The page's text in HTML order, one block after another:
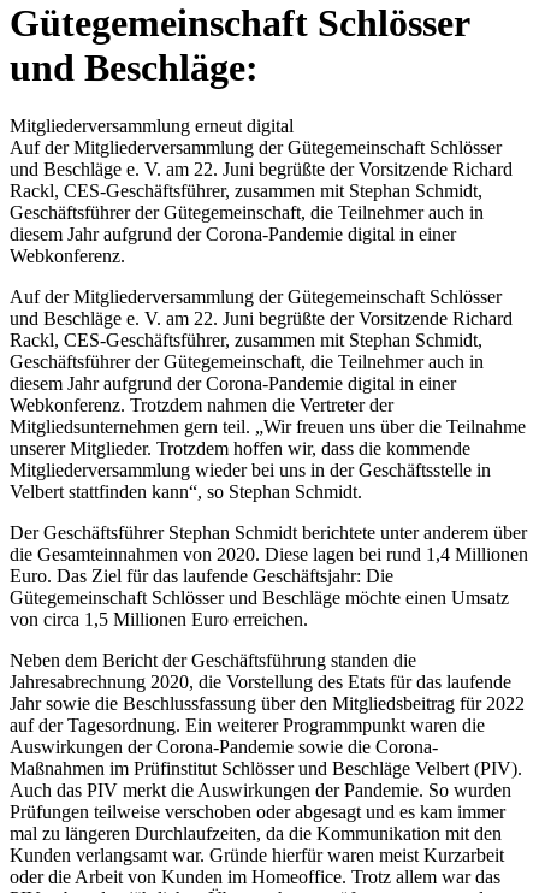
Gütegemeinschaft Schlösser
und Beschläge:
Mitgliederversammlung erneut digital
Auf der Mitgliederversammlung der Gütegemeinschaft Schlösser
und Beschläge e. V. am 22. Juni begrüßte der Vorsitzende Richard
Rackl, CES-Geschäftsführer, zusammen mit Stephan Schmidt,
Geschäftsführer der Gütegemeinschaft, die Teilnehmer auch in
diesem Jahr aufgrund der Corona-Pandemie digital in einer
Webkonferenz.
Auf der Mitgliederversammlung der Gütegemeinschaft Schlösser
und Beschläge e. V. am 22. Juni begrüßte der Vorsitzende Richard
Rackl, CES-Geschäftsführer, zusammen mit Stephan Schmidt,
Geschäftsführer der Gütegemeinschaft, die Teilnehmer auch in
diesem Jahr aufgrund der Corona-Pandemie digital in einer
Webkonferenz. Trotzdem nahmen die Vertreter der
Mitgliedsunternehmen gern teil. „Wir freuen uns über die Teilnahme
unserer Mitglieder. Trotzdem hoffen wir, dass die kommende
Mitgliederversammlung wieder bei uns in der Geschäftsstelle in
Velbert stattfinden kann“, so Stephan Schmidt.
Der Geschäftsführer Stephan Schmidt berichtete unter anderem über
die Gesamteinnahmen von 2020. Diese lagen bei rund 1,4 Millionen
Euro. Das Ziel für das laufende Geschäftsjahr: Die
Gütegemeinschaft Schlösser und Beschläge möchte einen Umsatz
von circa 1,5 Millionen Euro erreichen.
Neben dem Bericht der Geschäftsführung standen die
Jahresabrechnung 2020, die Vorstellung des Etats für das laufende
Jahr sowie die Beschlussfassung über den Mitgliedsbeitrag für 2022
auf der Tagesordnung. Ein weiterer Programmpunkt waren die
Auswirkungen der Corona-Pandemie sowie die Corona-
Maßnahmen im Prüfinstitut Schlösser und Beschläge Velbert (PIV).
Auch das PIV merkt die Auswirkungen der Pandemie. So wurden
Prüfungen teilweise verschoben oder abgesagt und es kam immer
mal zu längeren Durchlaufzeiten, da die Kommunikation mit den
Kunden verlangsamt war. Gründe hierfür waren meist Kurzarbeit
oder die Arbeit von Kunden im Homeoffice. Trotz allem war das